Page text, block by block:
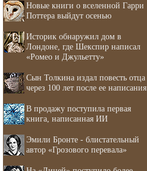
Новые книги о вселенной Гарри
Поттера выйдут осенью
Историк обнаружил дом в
Лондоне, где Шекспир написал
«Ромео и Джульетту»
Сын Толкина издал повесть отца
через 100 лет после ее написания
В продажу поступила первая
книга, написанная ИИ
Эмили Бронте - блистательный
автор «Грозового перевала»